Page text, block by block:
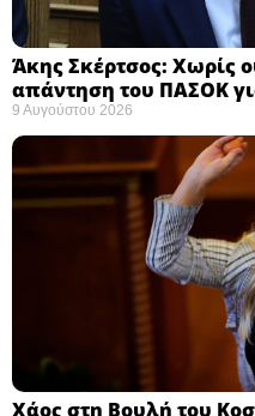
Άκης Σκέρτσος: Χωρίς
απάντηση του ΠΑΣΟΚ
9 Αυγούστου 2026
Χάος στη Βουλή του